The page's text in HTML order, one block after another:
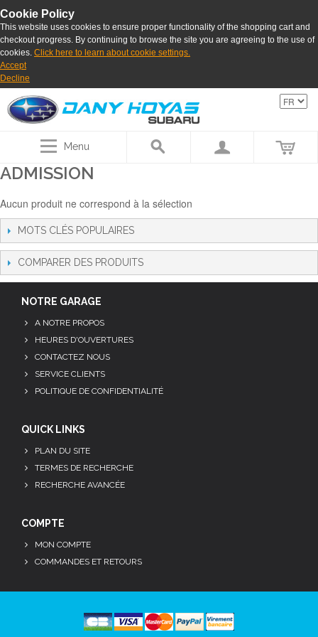
Cookie Policy
This website uses cookies to ensure proper functionality of the shopping cart and
checkout progress. By continuing to browse the site you are agreeing to the use of
cookies. Click here to learn about cookie settings.
Accept
Decline
Menu
ADMISSION
Aucun produit ne correspond à la sélection
MOTS CLÉS POPULAIRES
COMPARER DES PRODUITS
NOTRE GARAGE
A NOTRE PROPOS
HEURES D'OUVERTURES
CONTACTEZ NOUS
SERVICE CLIENTS
POLITIQUE DE CONFIDENTIALITÉ
QUICK LINKS
PLAN DU SITE
TERMES DE RECHERCHE
RECHERCHE AVANCÉE
COMPTE
MON COMPTE
COMMANDES ET RETOURS